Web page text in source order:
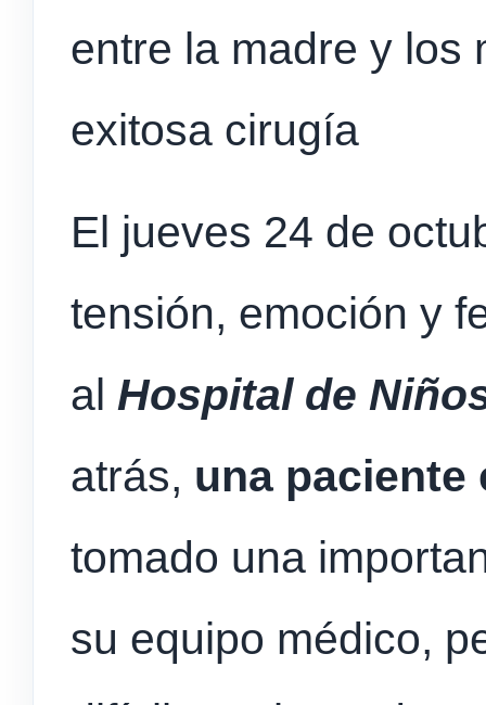
entre la madre y los
exitosa cirugía
El jueves 24 de
tensión, emoción y
al Hospital de
atrás, una paciente
tomado una
su equipo médico,